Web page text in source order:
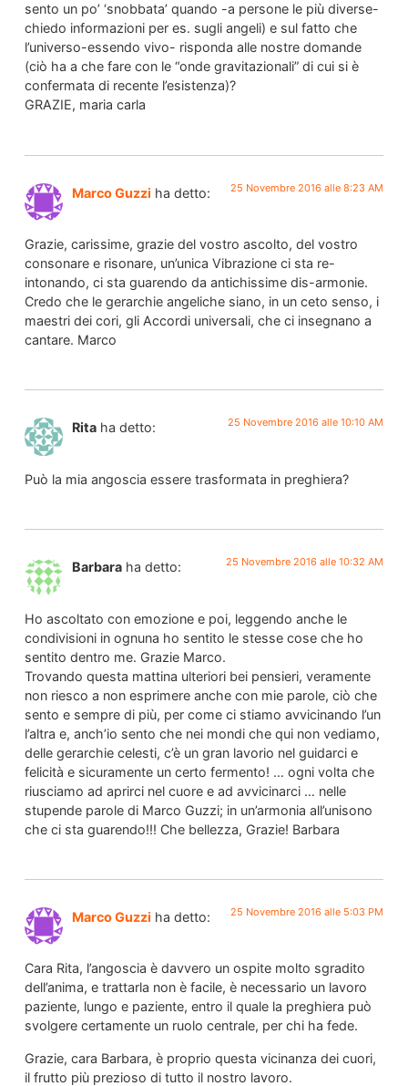
sento un po’ ‘snobbata’ quando -a persone le più diverse-
chiedo informazioni per es. sugli angeli) e sul fatto che
l’universo-essendo vivo- risponda alle nostre domande
(ciò ha a che fare con le “onde gravitazionali” di cui si è
confermata di recente l’esistenza)?
GRAZIE, maria carla
Marco Guzzi ha detto: 25 Novembre 2016 alle 8:23 AM
Grazie, carissime, grazie del vostro ascolto, del vostro
consonare e risonare, un’unica Vibrazione ci sta re-
intonando, ci sta guarendo da antichissime dis-armonie.
Credo che le gerarchie angeliche siano, in un ceto senso, i
maestri dei cori, gli Accordi universali, che ci insegnano a
cantare. Marco
Rita ha detto: 25 Novembre 2016 alle 10:10 AM
Può la mia angoscia essere trasformata in preghiera?
Barbara ha detto: 25 Novembre 2016 alle 10:32 AM
Ho ascoltato con emozione e poi, leggendo anche le
condivisioni in ognuna ho sentito le stesse cose che ho
sentito dentro me. Grazie Marco.
Trovando questa mattina ulteriori bei pensieri, veramente
non riesco a non esprimere anche con mie parole, ciò che
sento e sempre di più, per come ci stiamo avvicinando l’un
l’altra e, anch’io sento che nei mondi che qui non vediamo,
delle gerarchie celesti, c’è un gran lavorio nel guidarci e
felicità e sicuramente un certo fermento! … ogni volta che
riusciamo ad aprirci nel cuore e ad avvicinarci … nelle
stupende parole di Marco Guzzi; in un’armonia all’unisono
che ci sta guarendo!!! Che bellezza, Grazie! Barbara
Marco Guzzi ha detto: 25 Novembre 2016 alle 5:03 PM
Cara Rita, l’angoscia è davvero un ospite molto sgradito
dell’anima, e trattarla non è facile, è necessario un lavoro
paziente, lungo e paziente, entro il quale la preghiera può
svolgere certamente un ruolo centrale, per chi ha fede.
Grazie, cara Barbara, è proprio questa vicinanza dei cuori,
il frutto più prezioso di tutto il nostro lavoro.